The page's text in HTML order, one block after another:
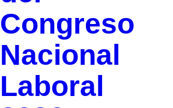
Congreso
Nacional
Laboral